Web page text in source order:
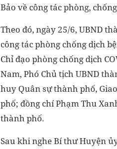
Bảo về công tác phòng,
Theo đó, ngày 25/6, UBND
công tác phòng chống dịch
Chỉ đạo phòng chống dịch
Nam, Phó Chủ tịch UBND
huy Quân sự thành phố,
phố; đồng chí Phạm Thu
thành phố.
Sau khi nghe Bí thư Huyện